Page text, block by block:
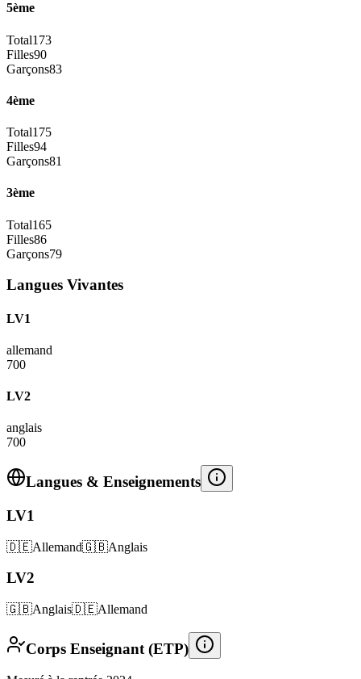
5ème
Total173
Filles90
Garçons83
4ème
Total175
Filles94
Garçons81
3ème
Total165
Filles86
Garçons79
Langues Vivantes
LV1
allemand
700
LV2
anglais
700
Langues & Enseignements
LV1
🇩🇪Allemand🇬🇧Anglais
LV2
🇬🇧Anglais🇩🇪Allemand
Corps Enseignant (ETP)